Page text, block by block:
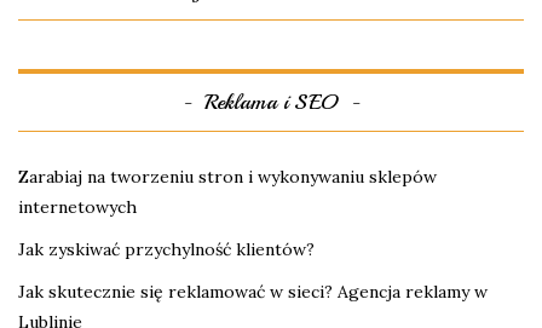
Reklama i SEO
Zarabiaj na tworzeniu stron i wykonywaniu sklepów
internetowych
Jak zyskiwać przychylność klientów?
Jak skutecznie się reklamować w sieci? Agencja reklamy w
Lublinie